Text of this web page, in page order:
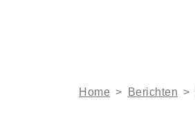
Home > Berichten >